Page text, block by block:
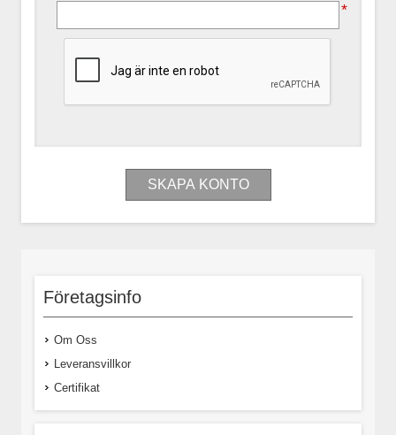
*
Företagsinfo
Om Oss
Leveransvillkor
Certifikat